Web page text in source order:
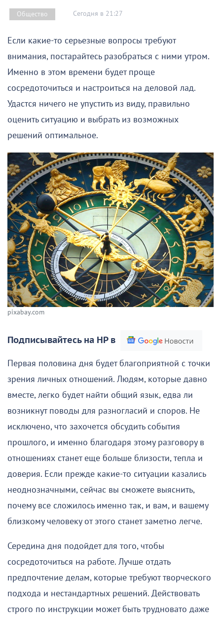
Общество Сегодня в 21:27
Если какие-то серьезные вопросы требуют
внимания, постарайтесь разобраться с ними утром.
Именно в этом времени будет проще
сосредоточиться и настроиться на деловой лад.
Удастся ничего не упустить из виду, правильно
оценить ситуацию и выбрать из возможных
решений оптимальное.
pixabay.com
Подписывайтесь на НР в
Первая половина дня будет благоприятной с точки
зрения личных отношений. Людям, которые давно
вместе, легко будет найти общий язык, едва ли
возникнут поводы для разногласий и споров. Не
исключено, что захочется обсудить события
прошлого, и именно благодаря этому разговору в
отношениях станет еще больше близости, тепла и
доверия. Если прежде какие-то ситуации казались
неоднозначными, сейчас вы сможете выяснить,
почему все сложилось именно так, и вам, и вашему
близкому человеку от этого станет заметно легче.
Середина дня подойдет для того, чтобы
сосредоточиться на работе. Лучше отдать
предпочтение делам, которые требуют творческого
подхода и нестандартных решений. Действовать
строго по инструкции может быть трудновато даже